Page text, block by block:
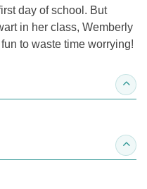
day of school. But
in her class, Wemberly
to waste time worrying!
收合
收合